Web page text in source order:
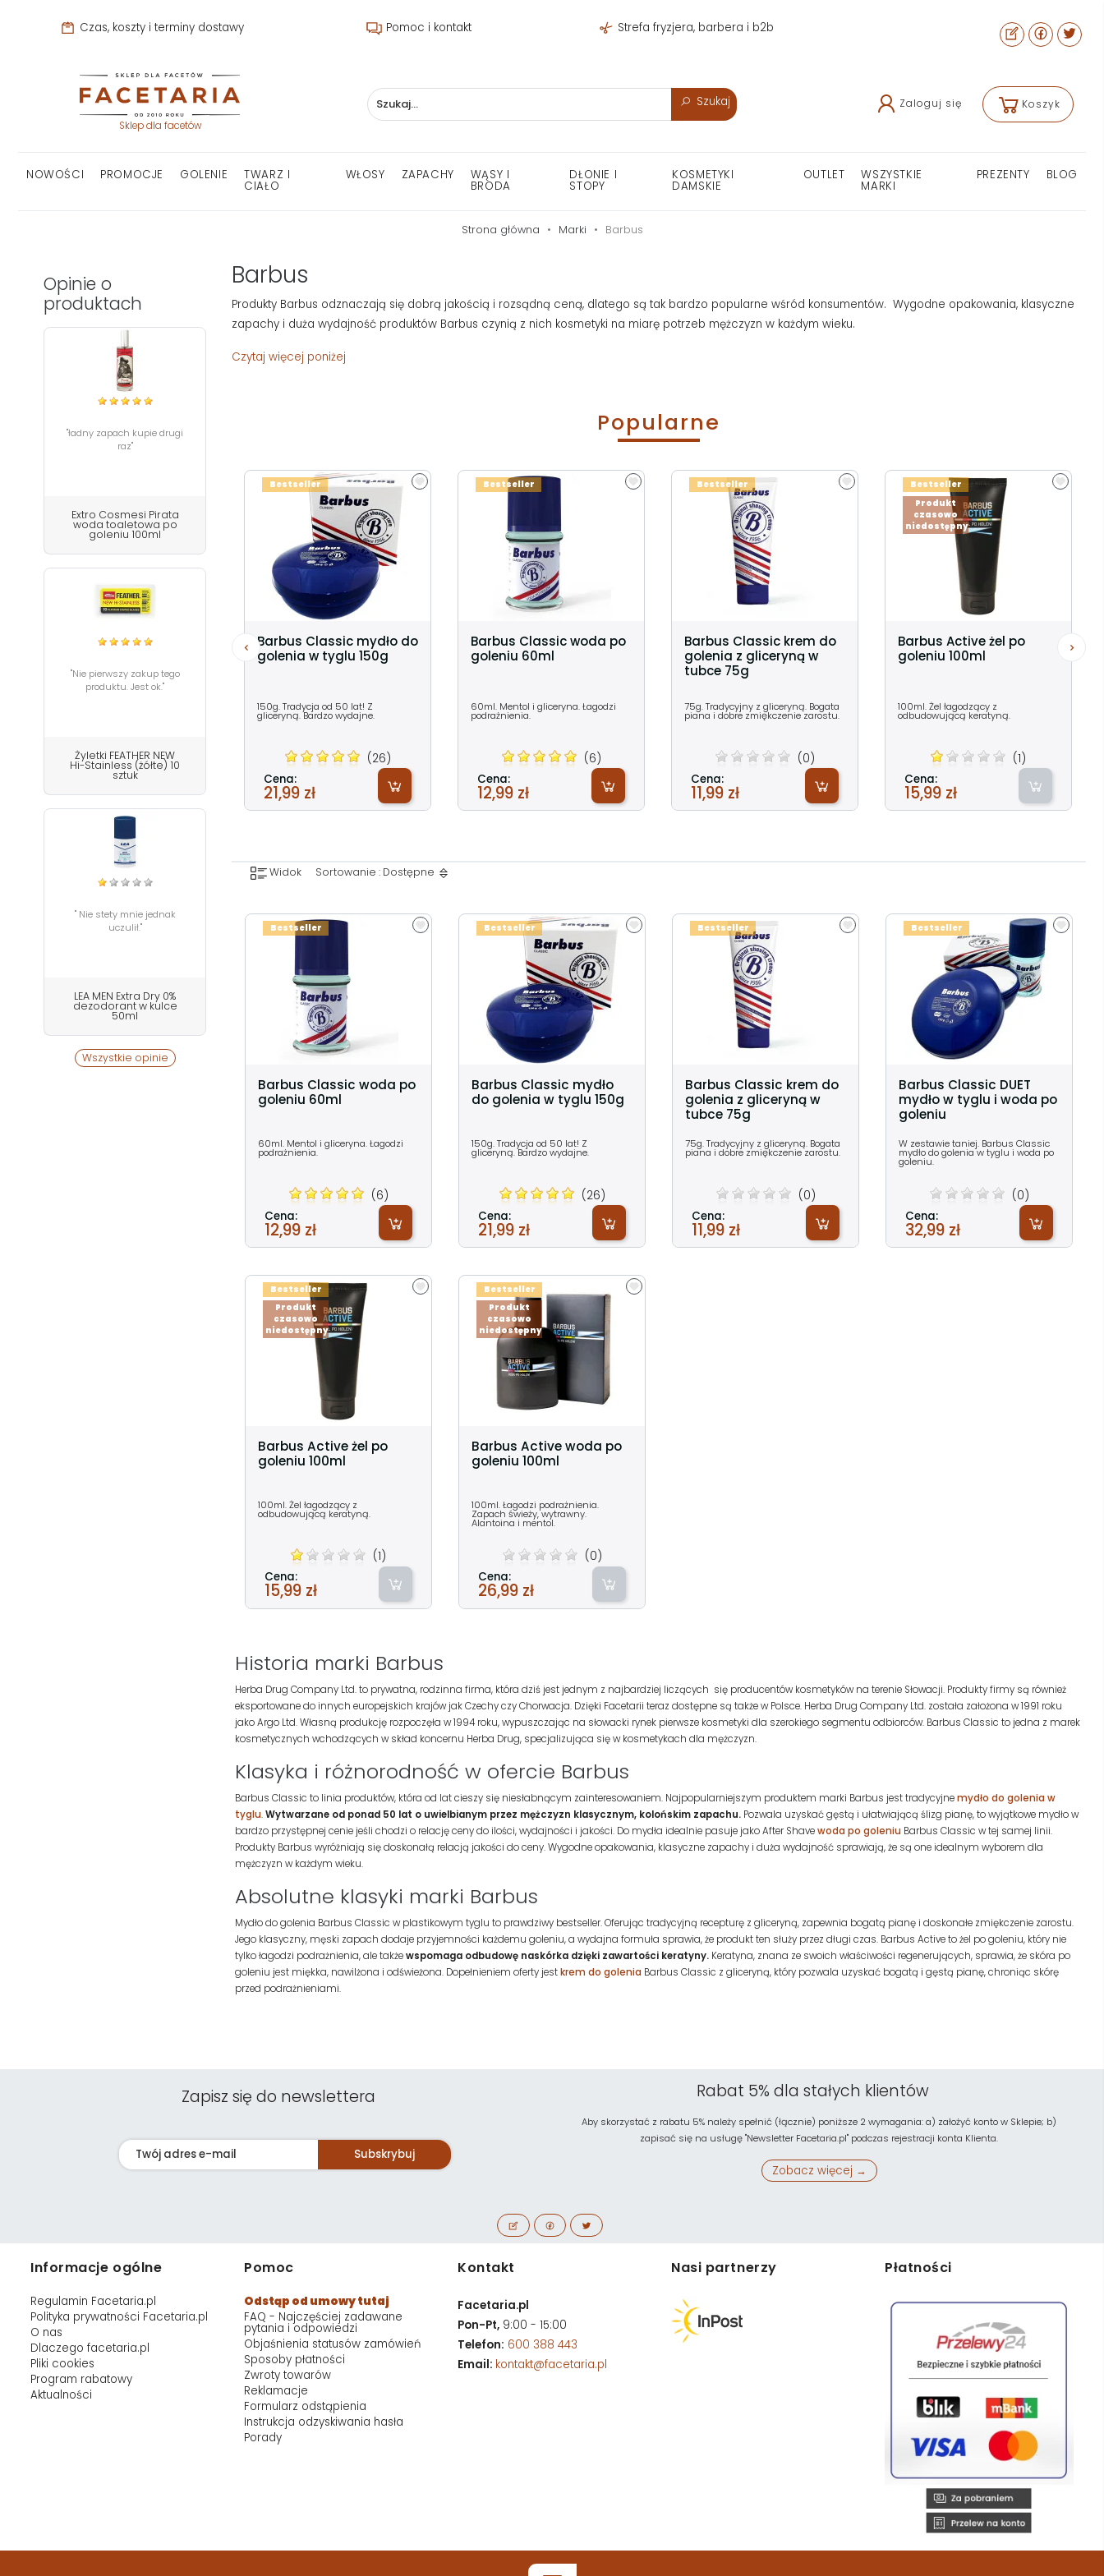
Czas, koszty i terminy dostawy Pomoc i kontakt Strefa fryzjera, barbera i b2b
Sklep dla facetów
Szukaj Zaloguj się Koszyk
NOWOŚCI PROMOCJE GOLENIE TWARZ I
CIAŁO
WŁOSY ZAPACHY WĄSY I
BRODA
DŁONIE I
STOPY
KOSMETYKI
DAMSKIE
OUTLET WSZYSTKIE
MARKI
PREZENTY BLOG
Strona główna Marki Barbus
Opinie o
produktach
"ładny zapach kupie drugi
raz"
Extro Cosmesi Pirata
woda toaletowa po
goleniu 100ml
"Nie pierwszy zakup tego
produktu. Jest ok."
Żyletki FEATHER NEW
Hi-Stainless (żółte) 10
sztuk
" Nie stety mnie jednak
uczulił."
LEA MEN Extra Dry 0%
dezodorant w kulce
50ml
Wszystkie opinie
Barbus
Produkty Barbus odznaczają się dobrą jakością i rozsądną ceną, dlatego są tak bardzo popularne wśród konsumentów. Wygodne opakowania, klasyczne
zapachy i duża wydajność produktów Barbus czynią z nich kosmetyki na miarę potrzeb mężczyzn w każdym wieku.
Czytaj więcej poniżej
Popularne
Barbus Classic mydło do
golenia w tyglu 150g
150g. Tradycja od 50 lat! Z
gliceryną. Bardzo wydajne.
(26)
Cena:
21,99 zł
Bestseller
Barbus Classic woda po
goleniu 60ml
60ml. Mentol i gliceryna. Łagodzi
podrażnienia.
(6)
Cena:
12,99 zł
Bestseller
Barbus Classic krem do
golenia z gliceryną w
tubce 75g
75g. Tradycyjny z gliceryną. Bogata
piana i dobre zmiękczenie zarostu.
(0)
Cena:
11,99 zł
Bestseller
Barbus Active żel po
goleniu 100ml
100ml. Żel łagodzący z
odbudowującą keratyną.
(1)
Cena:
15,99 zł
Produkt
czasowo
niedostępny
Bestseller
Widok Sortowanie : Dostępne
Barbus Classic woda po
goleniu 60ml
60ml. Mentol i gliceryna. Łagodzi
podrażnienia.
(6)
Cena:
12,99 zł
Bestseller
Barbus Classic mydło
do golenia w tyglu 150g
150g. Tradycja od 50 lat! Z
gliceryną. Bardzo wydajne.
(26)
Cena:
21,99 zł
Bestseller
Barbus Classic krem do
golenia z gliceryną w
tubce 75g
75g. Tradycyjny z gliceryną. Bogata
piana i dobre zmiękczenie zarostu.
(0)
Cena:
11,99 zł
Bestseller
Barbus Classic DUET
mydło w tyglu i woda po
goleniu
W zestawie taniej. Barbus Classic
mydło do golenia w tyglu i woda po
goleniu.
(0)
Cena:
32,99 zł
Bestseller
Barbus Active żel po
goleniu 100ml
100ml. Żel łagodzący z
odbudowującą keratyną.
(1)
Cena:
15,99 zł
Produkt
czasowo
niedostępny
Bestseller
Barbus Active woda po
goleniu 100ml
100ml. Łagodzi podrażnienia.
Zapach świeży, wytrawny.
Alantoina i mentol.
(0)
Cena:
26,99 zł
Produkt
czasowo
niedostępny
Bestseller
Historia marki Barbus
Herba Drug Company Ltd. to prywatna, rodzinna firma, która dziś jest jednym z najbardziej liczących się producentów kosmetyków na terenie Słowacji. Produkty firmy są również
eksportowane do innych europejskich krajów jak Czechy czy Chorwacja. Dzięki Facetarii teraz dostępne są także w Polsce. Herba Drug Company Ltd. została założona w 1991 roku
jako Argo Ltd. Własną produkcję rozpoczęła w 1994 roku, wypuszczając na słowacki rynek pierwsze kosmetyki dla szerokiego segmentu odbiorców. Barbus Classic to jedna z marek
kosmetycznych wchodzących w skład koncernu Herba Drug, specjalizująca się w kosmetykach dla mężczyzn.
Klasyka i różnorodność w ofercie Barbus
Barbus Classic to linia produktów, która od lat cieszy się niesłabnącym zainteresowaniem. Najpopularniejszym produktem marki Barbus jest tradycyjnemydło do golenia w
tyglu.Wytwarzane od ponad 50 lat o uwielbianym przez mężczyzn klasycznym, kolońskim zapachu. Pozwala uzyskać gęstą i ułatwiającą ślizg pianę, to wyjątkowe mydło w
bardzo przystępnej cenie jeśli chodzi o relację ceny do ilości, wydajności i jakości. Do mydła idealnie pasuje jako After Shavewoda po goleniu Barbus Classic w tej samej linii.
Produkty Barbus wyróżniają się doskonałą relacją jakości do ceny. Wygodne opakowania, klasyczne zapachy i duża wydajność sprawiają, że są one idealnym wyborem dla
mężczyzn w każdym wieku.
Absolutne klasyki marki Barbus
Mydło do golenia Barbus Classic w plastikowym tyglu to prawdziwy bestseller. Oferując tradycyjną recepturę z gliceryną, zapewnia bogatą pianę i doskonałe zmiękczenie zarostu.
Jego klasyczny, męski zapach dodaje przyjemności każdemu goleniu, a wydajna formuła sprawia, że produkt ten służy przez długi czas. Barbus Active to żel po goleniu, który nie
tylko łagodzi podrażnienia, ale takżewspomaga odbudowę naskórka dzięki zawartości keratyny. Keratyna, znana ze swoich właściwości regenerujących, sprawia, że skóra po
goleniu jest miękka, nawilżona i odświeżona. Dopełnieniem oferty jestkrem do golenia Barbus Classic z gliceryną, który pozwala uzyskać bogatą i gęstą pianę, chroniąc skórę
przed podrażnieniami.
Zapisz się do newslettera
Subskrybuj
Rabat 5% dla stałych klientów
Aby skorzystać z rabatu 5% należy spełnić (łącznie) poniższe 2 wymagania: a) założyć konto w Sklepie; b)
zapisać się na usługę "Newsletter Facetaria.pl" podczas rejestracji konta Klienta.
Zobacz więcej →
Informacje ogólne
Regulamin Facetaria.pl
Polityka prywatności Facetaria.pl
O nas
Dlaczego facetaria.pl
Pliki cookies
Program rabatowy
Aktualności
Pomoc
Odstąp od umowy tutaj
FAQ - Najczęściej zadawane
pytania i odpowiedzi
Objaśnienia statusów zamówień
Sposoby płatności
Zwroty towarów
Reklamacje
Formularz odstąpienia
Instrukcja odzyskiwania hasła
Porady
Kontakt
Facetaria.pl
Pon-Pt, 9:00 - 15:00
Telefon: 600 388 443
Email: kontakt@facetaria.pl
Nasi partnerzy Płatności